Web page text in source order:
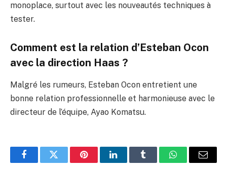
monoplace, surtout avec les nouveautés techniques à
tester.
Comment est la relation d’Esteban Ocon
avec la direction Haas ?
Malgré les rumeurs, Esteban Ocon entretient une
bonne relation professionnelle et harmonieuse avec le
directeur de l’équipe, Ayao Komatsu.
FacebookTwitter PinterestLinkedInTumblr WhatsApp
E-